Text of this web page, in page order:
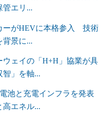
管エリ...
ーがHEVに本格参入 技術
背景に...
ウェイの「H+H」協業が具
」を軸...
池と充電インフラを発表
エネル...